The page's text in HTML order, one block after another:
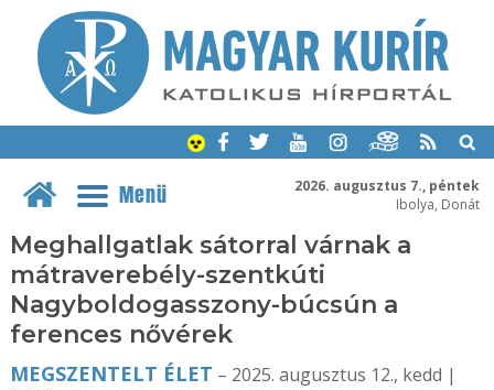
2026. augusztus 7., péntek
Ibolya, Donát
Menü
Meghallgatlak sátorral várnak a
mátraverebély-szentkúti
Nagyboldogasszony-búcsún a
ferences nővérek
MEGSZENTELT ÉLET – 2025. augusztus 12., kedd |